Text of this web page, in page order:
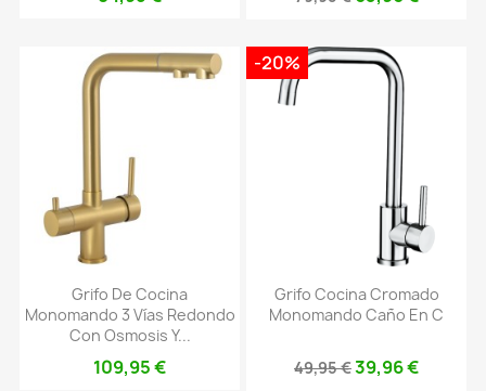
Grifo De Cocina
Monomando 3 Vías Redondo
Con Osmosis Y...
109,95 €
Grifo Cocina Cromado
Monomando Caño En C
49,95 €39,96 €
-20%